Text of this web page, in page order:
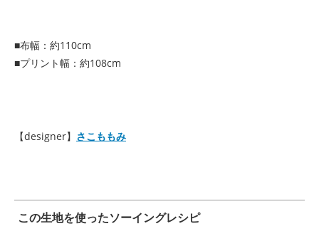
■布幅：約110cm
■プリント幅：約108cm
【designer】 さこももみ
この生地を使ったソーイングレシピ